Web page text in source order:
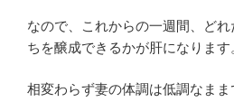
なので、これからの一週間、ど
ちを醸成できるかが肝になります
相変わらず妻の体調は低調なま